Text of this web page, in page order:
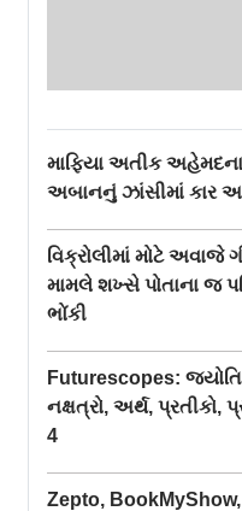
માફિયા અતીક અહેમદના
અબાનનું ઝાંસીમાં કાર
વિક્રોલીમાં મોટે અવાજે
મામલે શખ્સે પોતાના જ
ભોંકી
Futurescopes:
નક્ષત્રો, અર્થ, પ્રતીકો,
4
Zepto, BookMyShow,